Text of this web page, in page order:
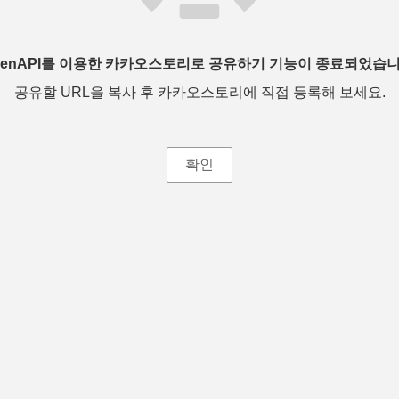
를 이용한 카카오스토리로 공유하기 기능이 종료되었습
공유할 URL을 복사 후 카카오스토리에 직접 등록해 보세요.
확인